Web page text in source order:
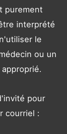
purement
interprété
le
ou un
pour
courriel :